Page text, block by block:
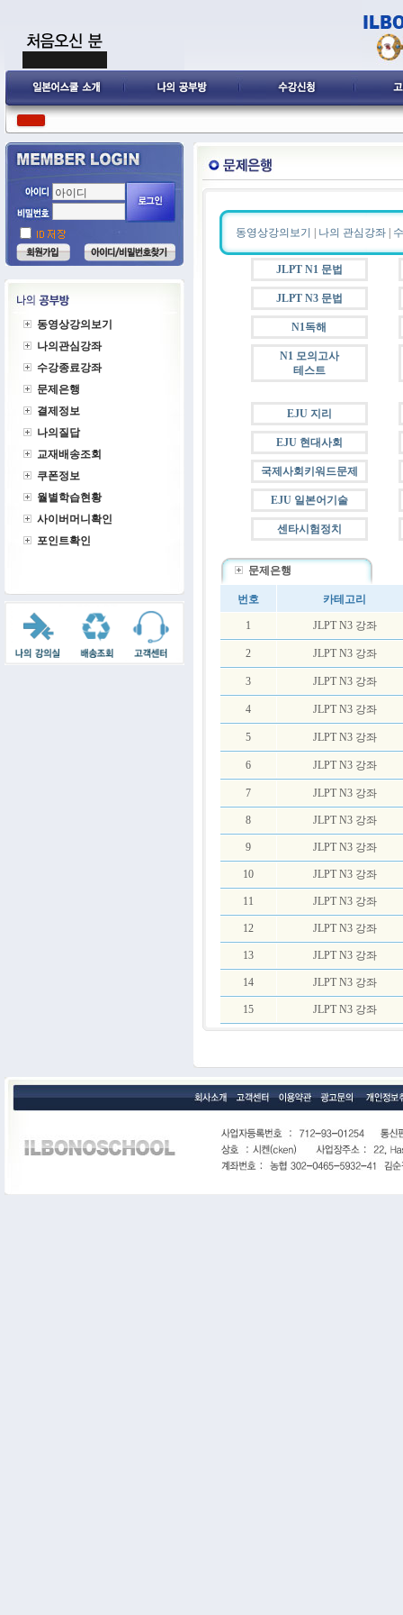
동영상강의보기
나의관심강좌
수강종료강좌
문제은행
결제정보
나의질답
교재배송조회
쿠폰정보
월별학습현황
사이버머니확인
포인트확인
동영상강의보기 나의 관심강좌|
JLPT N1 문법
JLPT N3 문법
N1독해
N1 모의고사
테스트
EJU 지리
EJU 현대사회
국제사회키워드문제
EJU 일본어기술
센타시험정치
문제은행
번호 카테고리
1 JLPT N3 강좌
2 JLPT N3 강좌
3 JLPT N3 강좌
4 JLPT N3 강좌
5 JLPT N3 강좌
6 JLPT N3 강좌
7 JLPT N3 강좌
8 JLPT N3 강좌
9 JLPT N3 강좌
10 JLPT N3 강좌
11 JLPT N3 강좌
12 JLPT N3 강좌
13 JLPT N3 강좌
14 JLPT N3 강좌
15 JLPT N3 강좌